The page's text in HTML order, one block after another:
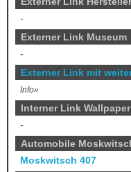
-
Externer Link Museum
-
Externer Link mit
Info»
Interner Link Wallpaper
-
Automobile
Moskwitsch 407